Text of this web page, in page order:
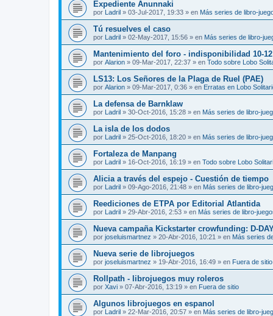
Expediente Anunnaki
por Ladril » 03-Jul-2017, 19:33 » en Más series de libro-
Tú resuelves el caso
por Ladril » 02-May-2017, 15:56 » en Más series de libro-
Mantenimiento del foro - indisponibilidad 10-
por Alarion » 09-Mar-2017, 22:37 » en Todo sobre Lobo
LS13: Los Señores de la Plaga de Ruel (PAE)
por Alarion » 09-Mar-2017, 0:36 » en Erratas en Lobo
La defensa de Barnklaw
por Ladril » 30-Oct-2016, 15:28 » en Más series de libro-
La isla de los dodos
por Ladril » 25-Oct-2016, 18:20 » en Más series de libro-
Fortaleza de Manpang
por Ladril » 16-Oct-2016, 16:19 » en Todo sobre Lobo
Alicia a través del espejo - Cuestión de tiempo
por Ladril » 09-Ago-2016, 21:48 » en Más series de libro-
Reediciones de ETPA por Editorial Atlantida
por Ladril » 29-Abr-2016, 2:53 » en Más series de libro-
Nueva campaña Kickstarter crowfunding: D-
por joseluismartnez » 20-Abr-2016, 10:21 » en Más series
Nueva serie de librojuegos
por joseluismartnez » 19-Abr-2016, 16:49 » en Fuera de sitio
Rollpath - librojuegos muy roleros
por Xavi » 07-Abr-2016, 13:19 » en Fuera de sitio
Algunos librojuegos en espanol
por Ladril » 22-Mar-2016, 20:57 » en Más series de libro-